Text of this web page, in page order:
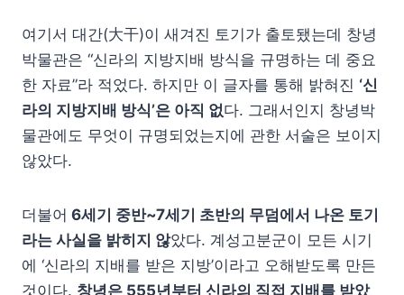
여기서 대간(大干)이 새겨진 토기가 출토됐는데 창녕
박물관은 “신라의 지방지배 방식을 규명하는 데 중요
한 자료”라 적었다. 하지만 이 글자를 통해 밝혀진 ‘신
라의 지방지배 방식’은 아직 없다. 그래서인지 창녕박
물관에도 무엇이 규명되었는지에 관한 서술은 보이지
않았다.
더불어 6세기 중반~7세기 초반의 무덤에서 나온 토기
라는 사실을 밝히지 않았다. 계성고분군이 모든 시기
에 ‘신라의 지배를 받은 지방’이라고 오해받도록 만든
것이다. 창녕은 555년부터 신라의 직접 지배를 받았